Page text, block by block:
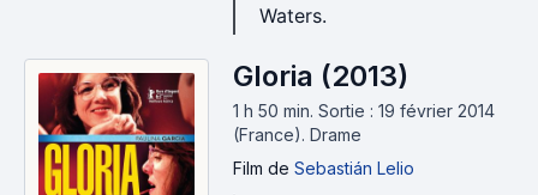
Waters.
Gloria (2013)
1 h 50 min. Sortie : 19 février 2014
(France). Drame
Film de Sebastián Lelio